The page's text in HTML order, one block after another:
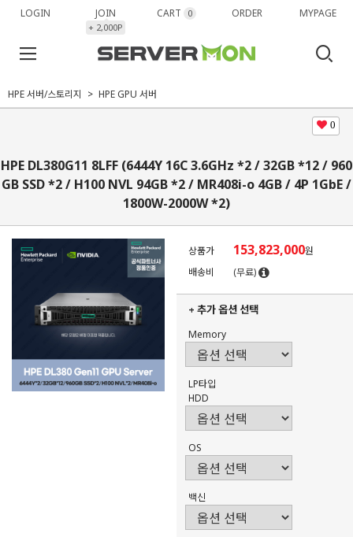
LOGIN JOIN
+ 2,000P
CART 0 ORDER MYPAGE
HPE 서버/스토리지 HPE GPU 서버
0
HPE DL380G11 8LFF (6444Y 16C 3.6GHz *2 / 32GB *12 / 960
GB SSD *2 / H100 NVL 94GB *2 / MR408i-o 4GB / 4P 1GbE /
1800W-2000W *2)
상품가 153,823,000원
배송비
(무료)
+ 추가 옵션 선택
Memory
LP타입
HDD
OS
백신